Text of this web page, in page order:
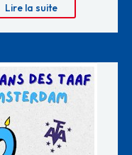
Lire la suite